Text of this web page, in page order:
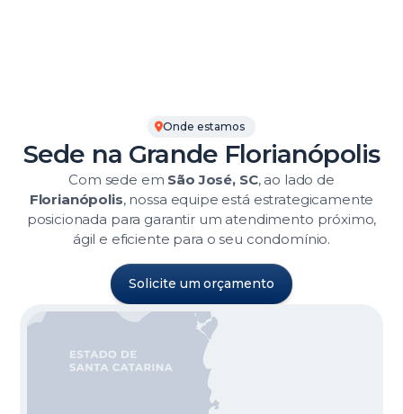
Onde estamos
Sede na Grande Florianópolis
Com sede em São José, SC, ao lado de
Florianópolis, nossa equipe está estrategicamente
posicionada para garantir um atendimento próximo,
ágil e eficiente para o seu condomínio.
Solicite um orçamento